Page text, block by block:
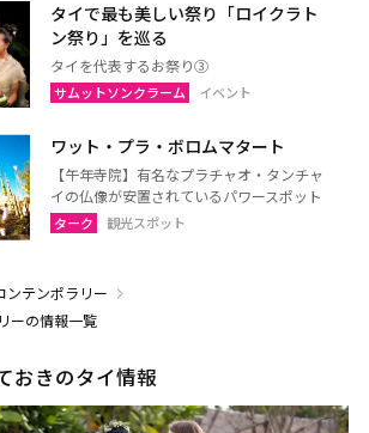
タイで最も美しい祭り「ロイクラト
ン祭り」を巡る
タイを代表するお祭り③
サムットソンクラーム イベント
ワット・プラ・ボロムマタート
【午年寺院】有名なプラチャオ・タンチャ
イの仏像が安置されているパワースポット
ターク 観光スポット
ンテンポラリー
ーの情報一覧
おきのタイ情報